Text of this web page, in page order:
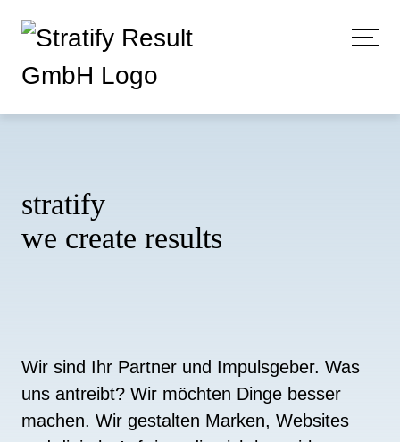
stratify
we create results
Wir sind Ihr Partner und Impulsgeber. Was
uns antreibt? Wir möchten Dinge besser
machen. Wir gestalten Marken, Websites